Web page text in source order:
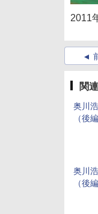
2011
関
奥川
（後編
奥川
（後編